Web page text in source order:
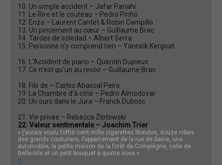
10. Un simple accident – Jafar Panahi
11. Le Rire et le couteau – Pedro Pinho
12. Enzo – Laurent Cantet & Robin Campillo
13. Un pincement au cœur – Guillaume Brac
14. Tardes de soledad – Albert Serra
15. Personne n'y comprend rien – Yannick Kergoat
16. L'Accident de piano – Quentin Dupieux
17. Ce n'est qu'un au revoir – Guillaume Brac
18. Fils de – Carlos Abascal Peiro
19. La Chambre d’à côté – Pedro Almodovar
20. Un ours dans le Jura – Franck Dubosc
21. Vie privée – Rebecca Zlotowski
22. Valeur sentimentale – Joachim Trier
« j’aurais voulu t’offrir cent mille cigarettes blondes, douze robes
des grands couturiers, l’appartement de la rue de Seine, une
automobile, la petite maison de la forêt de Compiègne, celle de
Belle-Isle et un petit bouquet à quatre sous »